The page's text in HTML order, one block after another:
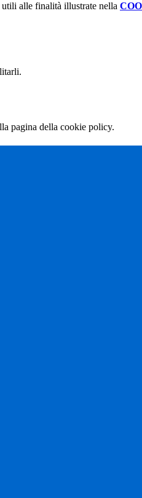
alle finalità illustrate nella
pagina della cookie policy.